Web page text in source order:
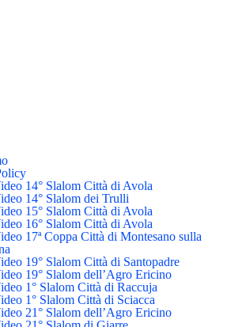
14° Slalom Città di Avola
14° Slalom dei Trulli
15° Slalom Città di Avola
16° Slalom Città di Avola
17ª Coppa Città di Montesano sulla
19° Slalom Città di Santopadre
19° Slalom dell’Agro Ericino
1° Slalom Città di Raccuja
1° Slalom Città di Sciacca
21° Slalom dell’Agro Ericino